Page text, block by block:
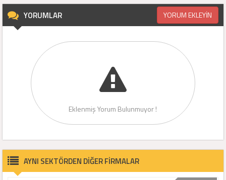
YORUMLAR YORUM EKLEYİN
Eklenmiş Yorum Bulunmuyor !
AYNI SEKTÖRDEN DİĞER FİRMALAR